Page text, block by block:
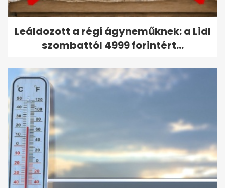
Leáldozott a régi ágyneműknek: a Lidl
szombattól 4999 forintért...